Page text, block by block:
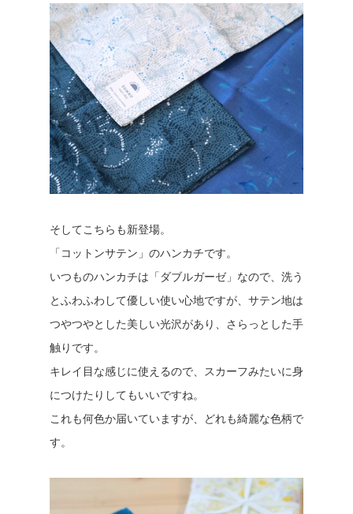
そしてこちらも新登場。
「コットンサテン」のハンカチです。
いつものハンカチは「ダブルガーゼ」なので、洗う
とふわふわして優しい使い心地ですが、サテン地は
つやつやとした美しい光沢があり、さらっとした手
触りです。
キレイ目な感じに使えるので、スカーフみたいに身
につけたりしてもいいですね。
これも何色か届いていますが、どれも綺麗な色柄で
す。